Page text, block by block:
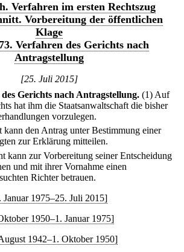
Verfahren im ersten Rechtszug
Vorbereitung der öffentlichen
Klage
Verfahren des Gerichts nach
Antragstellung
[25. Juli 2015]
Gerichts nach Antragstellung. (1) Auf
hat ihm die Staatsanwaltschaft die bisher
vorzulegen.
kann den Antrag unter Bestimmung einer
zur Erklärung mitteilen.
kann zur Vorbereitung seiner Entscheidung
und mit ihrer Vornahme einen
Richter betrauen.
Januar 1975–25. Juli 2015]
1950–1. Januar 1975]
1942–1. Oktober 1950]